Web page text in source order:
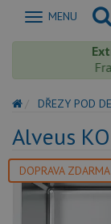
Zobrazit
MENU
DŘEZY POD
Alveus
DOPRAVA ZDARMA